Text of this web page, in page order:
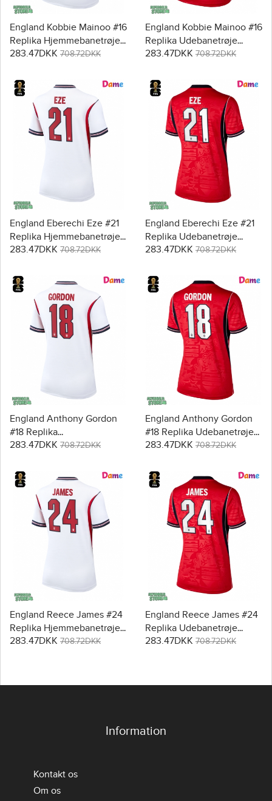
England Kobbie Mainoo #16
Replika Hjemmebanetrøje
Dame VM 2026 Kortærmet
283.47DKK 708.72DKK
England Kobbie Mainoo #16
Replika Udebanetrøje
Dame VM 2026 Kortærmet
283.47DKK 708.72DKK
England Eberechi Eze #21
Replika Hjemmebanetrøje
Dame VM 2026 Kortærmet
283.47DKK 708.72DKK
England Eberechi Eze #21
Replika Udebanetrøje
Dame VM 2026 Kortærmet
283.47DKK 708.72DKK
England Anthony Gordon
#18 Replika
Hjemmebanetrøje Dame
283.47DKK 708.72DKK
England Anthony Gordon
#18 Replika Udebanetrøje
Dame VM 2026 Kortærmet
283.47DKK 708.72DKK
England Reece James #24
Replika Hjemmebanetrøje
Dame VM 2026 Kortærmet
283.47DKK 708.72DKK
England Reece James #24
Replika Udebanetrøje
Dame VM 2026 Kortærmet
283.47DKK 708.72DKK
Information
Kontakt os
Om os